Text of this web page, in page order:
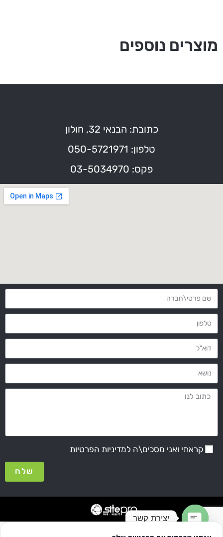
מוצרים נוספים
כתובת: הבנאי 32, חולון
טלפון: 050-5721971
פקס: 03-5034970
קראתי ואני מסכים\ה למדיניות הפרטיות
שלח
יצירת קשר